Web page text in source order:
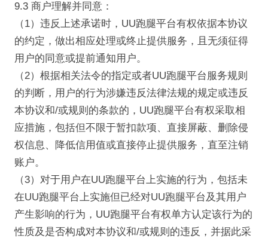
9.3 商户理解并同意：
（1）违反上述承诺时，UU跑腿平台有权依据本协议
的约定，做出相应处理或终止提供服务，且无须征得
用户的同意或提前通知用户。
（2）根据相关法令的指定或者UU跑腿平台服务规则
的判断，用户的行为涉嫌违反法律法规的规定或违反
本协议和/或规则的条款的，UU跑腿平台有权采取相
应措施，包括但不限于暂扣款项、直接屏蔽、删除侵
权信息、降低信用值或直接停止提供服务，直至注销
账户。
（3）对于用户在UU跑腿平台上实施的行为，包括未
在UU跑腿平台上实施但已经对UU跑腿平台及其用户
产生影响的行为，UU跑腿平台有权单方认定该行为的
性质及是否构成对本协议和/或规则的违反，并据此采